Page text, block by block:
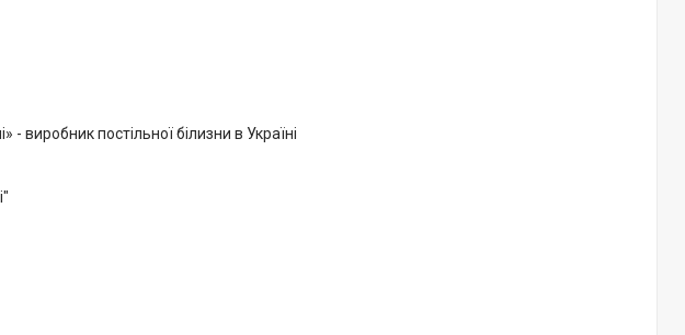
- виробник постільної білизни в Україні